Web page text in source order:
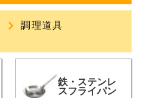
調理道具
鉄・ステンレ
スフライパン